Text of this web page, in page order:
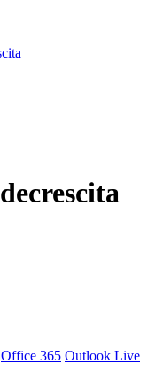
Office 365 Outlook Live